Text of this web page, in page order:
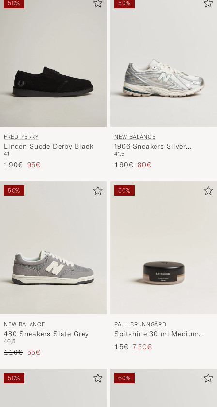
50%
FRED PERRY
Linden Suede Derby Black
41
Precio ordinario
190€ Precio reducido
95€
50%
NEW BALANCE
1906 Sneakers Silver
Metallic
41,5
Precio ordinario
160€ Precio reducido
80€
50%
NEW BALANCE
480 Sneakers Slate Grey
40,5
Precio ordinario
110€ Precio reducido
55€
50%
PAUL BRUNNGÅRD
Spitshine 30 ml Medium
Brown
Precio ordinario
15€ Precio reducido
7,50€
50% 60%